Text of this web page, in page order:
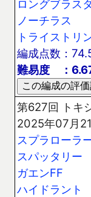
ロングブラス
ノーチラス
トライストリ
編成点数：
難易度 ：
第627回 トキ
2025年07月
スプラローラ
スパッタリー
ガエンFF
ハイドラント